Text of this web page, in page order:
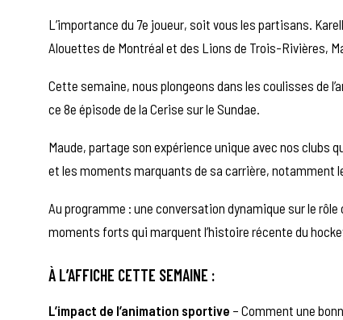
L’importance du 7e joueur, soit vous les partisans.
Alouettes de Montréal et des Lions de Trois-Rivières,
Cette semaine, nous plongeons dans les coulisses de
ce 8e épisode de la Cerise sur le Sundae.
Maude, partage son expérience unique avec nos clubs
et les moments marquants de sa carrière, notamment
Au programme : une conversation dynamique sur le
moments forts qui marquent l’histoire récente du
À L’AFFICHE CETTE SEMAINE :
L’impact de l’animation sportive – Comment une